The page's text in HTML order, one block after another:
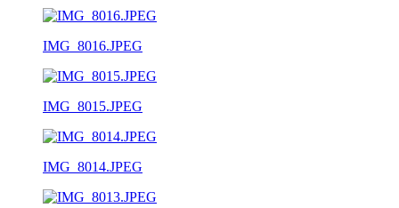
IMG_8016.JPEG
IMG_8015.JPEG
IMG_8014.JPEG